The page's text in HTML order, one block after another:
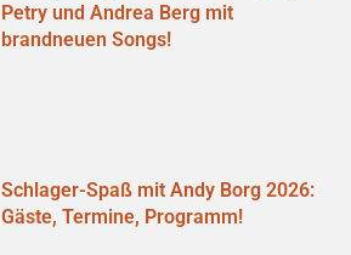
Petry und Andrea Berg mit
brandneuen Songs!
Schlager-Spaß mit Andy Borg 2026:
Gäste, Termine, Programm!